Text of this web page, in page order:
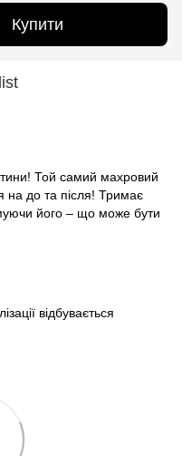
Купити
Той самий махровий
на до та після! Тримає
його – що може бути
відбувається